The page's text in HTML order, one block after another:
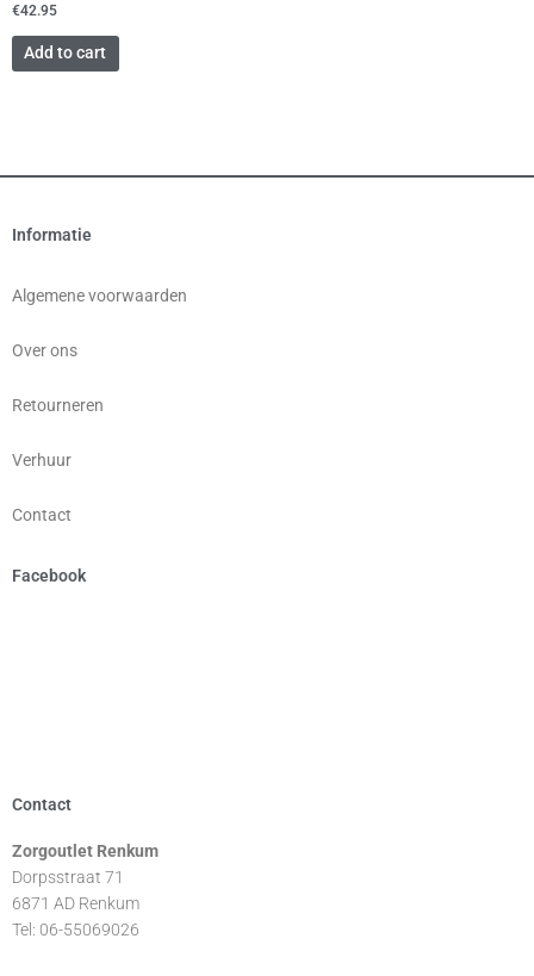
€42.95
Add to cart
Informatie
Algemene voorwaarden
Over ons
Retourneren
Verhuur
Contact
Facebook
Contact
Zorgoutlet Renkum
Dorpsstraat 71
6871 AD Renkum
Tel: 06-55069026